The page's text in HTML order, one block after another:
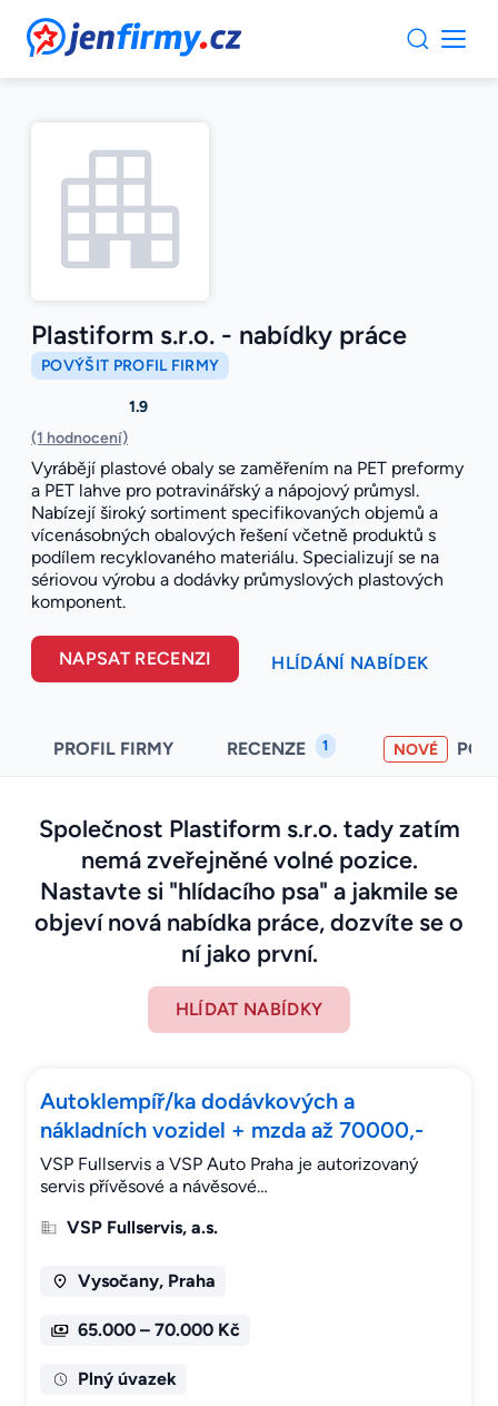
JenFirmy.cz
Plastiform s.r.o. - nabídky práce
POVÝŠIT PROFIL FIRMY
1.9
(1 hodnocení)
Vyrábějí plastové obaly se zaměřením na PET preformy
a PET lahve pro potravinářský a nápojový průmysl.
Nabízejí široký sortiment specifikovaných objemů a
vícenásobných obalových řešení včetně produktů s
podílem recyklovaného materiálu. Specializují se na
sériovou výrobu a dodávky průmyslových plastových
komponent.
NAPSAT RECENZI HLÍDÁNÍ NABÍDEK
PROFIL FIRMY RECENZE 1 NOVÉ
Společnost Plastiform s.r.o. tady zatím
nemá zveřejněné volné pozice.
Nastavte si "hlídacího psa" a jakmile se
objeví nová nabídka práce, dozvíte se o
ní jako první.
HLÍDAT NABÍDKY
Autoklempíř/ka dodávkových a
nákladních vozidel + mzda až 70000,-
VSP Fullservis a VSP Auto Praha je autorizovaný
servis přívěsové a návěsové…
VSP Fullservis, a.s.
Vysočany, Praha
65.000 – 70.000 Kč
Plný úvazek